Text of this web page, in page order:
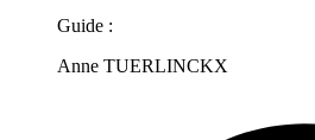
Guide :
Anne TUERLINCKX